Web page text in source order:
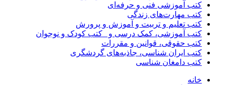
کتب آموزشی فنی و حرفه‌ای
کتب مهارت‌های زندگی
کتب تعلیم و تربیت و آموزش و پرورش
کتب آموزشی، کمک درسی و _کتب کودک و نوجوان
کتب حقوقی، قوانین و مقررات
کتب ایران شناسی، جاذبه‌های گردشگری
کتب دامغان شناسی
خانه